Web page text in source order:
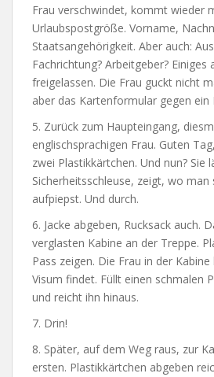
Frau verschwindet, kommt wieder
Urlaubspostgröße. Vorname,
Staatsangehörigkeit. Aber auch:
Fachrichtung? Arbeitgeber?
freigelassen. Die Frau guckt nicht
aber das Kartenformular gegen ein
5. Zurück zum Haupteingang,
englischsprachigen Frau. Guten
zwei Plastikkärtchen. Und nun? Sie
Sicherheitsschleuse, zeigt, wo
aufpiepst. Und durch.
6. Jacke abgeben, Rucksack auch.
verglasten Kabine an der Treppe.
Pass zeigen. Die Frau in der
Visum findet. Füllt einen schmalen
und reicht ihn hinaus.
7. Drin!
8. Später, auf dem Weg raus, zur
ersten. Plastikkärtchen abgeben